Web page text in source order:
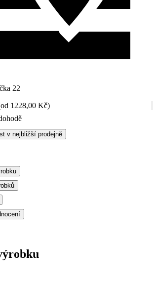
22
1228,00 Kč)
v nejbližší prodejně